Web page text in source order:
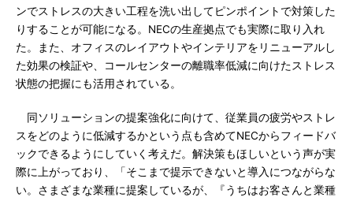
ンでストレスの大きい工程を洗い出してピンポイントで対策した
りすることが可能になる。NECの生産拠点でも実際に取り入れ
た。また、オフィスのレイアウトやインテリアをリニューアルし
た効果の検証や、コールセンターの離職率低減に向けたストレス
状態の把握にも活用されている。
同ソリューションの提案強化に向けて、従業員の疲労やストレ
スをどのように低減するかという点も含めてNECからフィードバ
ックできるようにしていく考えだ。解決策もほしいという声が実
際に上がっており、「そこまで提示できないと導入につながらな
い。さまざまな業種に提案しているが、『うちはお客さんと業種